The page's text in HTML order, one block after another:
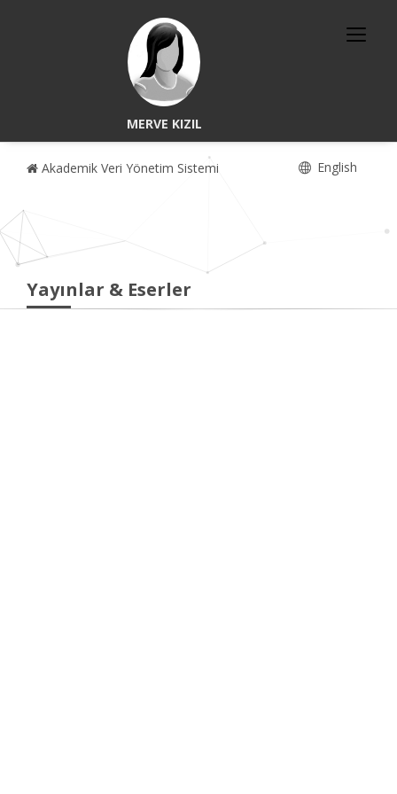
MERVE KIZIL
Akademik Veri Yönetim Sistemi English
Yayınlar & Eserler